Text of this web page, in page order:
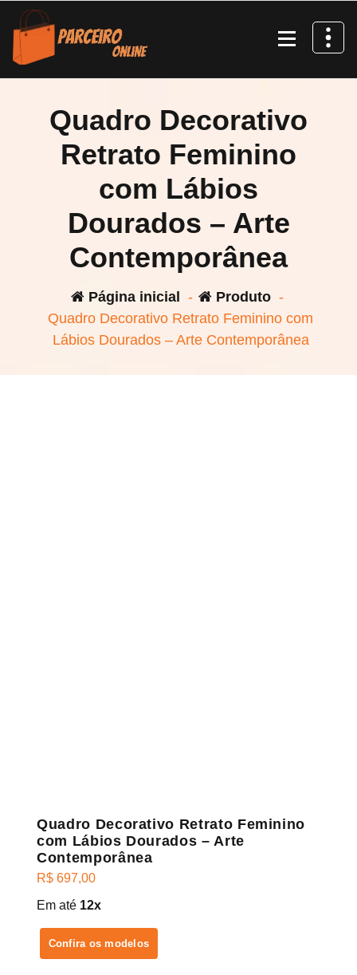
Pular
para
conteúdo
Quadro Decorativo
Retrato Feminino
com Lábios
Dourados – Arte
Contemporânea
Página inicial - Produto -
Quadro Decorativo Retrato Feminino com
Lábios Dourados – Arte Contemporânea
Quadro Decorativo Retrato Feminino
com Lábios Dourados – Arte
Contemporânea
R$ 697,00
Em até 12x
Confira os modelos